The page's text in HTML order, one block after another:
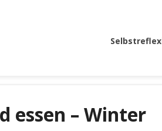
essen – Winter